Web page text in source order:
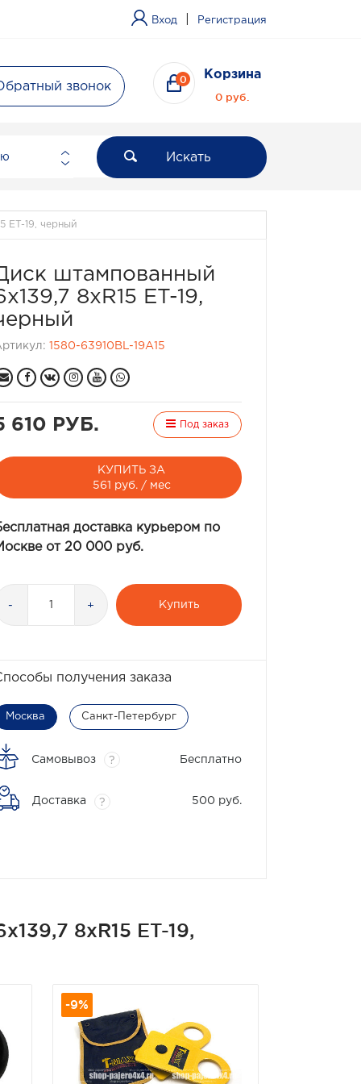
Вход Регистрация
звонок
0 Корзина
0 руб.
Искать
ET-19, черный
штампованный
8xR15 ET-19,
1580-63910BL-19A15
610 РУБ. Под заказ
КУПИТЬ ЗА
561 руб. / мес
доставка курьером по
от 20 000 руб.
- + Купить
получения заказа
Москва Санкт-Петербург
Самовывоз ? Бесплатно
Доставка ? 500 руб.
8xR15 ET-19,
-9%